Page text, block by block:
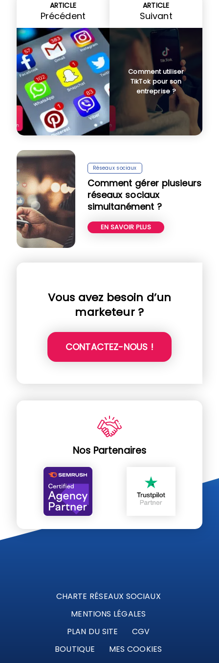
ARTICLE
Précédent
ARTICLE
Suivant
Comment utiliser
TikTok pour son
entreprise ?
Réseaux sociaux
Comment gérer plusieurs
réseaux sociaux
simultanément ?
EN SAVOIR PLUS
Vous avez besoin d’un
marketeur ?
CONTACTEZ-NOUS !
Nos Partenaires
CHARTE RÉSEAUX SOCIAUX
MENTIONS LÉGALES
PLAN DU SITE
CGV
BOUTIQUE
MES COOKIES